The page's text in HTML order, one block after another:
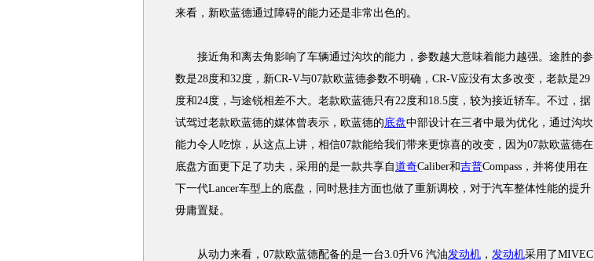
来看，新欧蓝德通过障碍的能力还是非常出色的。
接近角和离去角影响了车辆通过沟坎的能力，参数越大意味着能力越强。途胜的参
数是28度和32度，新CR-V与07款欧蓝德参数不明确，CR-V应没有太多改变，老款是29
度和24度，与途锐相差不大。老款欧蓝德只有22度和18.5度，较为接近轿车。不过，据
试驾过老款欧蓝德的媒体曾表示，欧蓝德的底盘中部设计在三者中最为优化，通过沟坎
能力令人吃惊，从这点上讲，相信07款能给我们带来更惊喜的改变，因为07款欧蓝德在
底盘方面更下足了功夫，采用的是一款共享自道奇Caliber和吉普Compass，并将使用在
下一代Lancer车型上的底盘，同时悬挂方面也做了重新调校，对于汽车整体性能的提升
毋庸置疑。
从动力来看，07款欧蓝德配备的是一台3.0升V6 汽油发动机 ， 发动机采用了MIVEC